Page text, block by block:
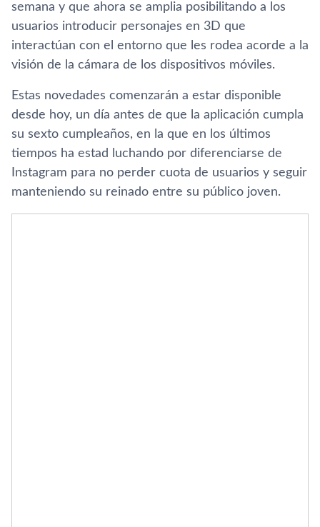
semana y que ahora se amplia posibilitando a los
usuarios introducir personajes en 3D que
interactúan con el entorno que les rodea acorde a la
visión de la cámara de los dispositivos móviles.
Estas novedades comenzarán a estar disponible
desde hoy, un dí­a antes de que la aplicación cumpla
su sexto cumpleaños, en la que en los últimos
tiempos ha estad luchando por diferenciarse de
Instagram para no perder cuota de usuarios y seguir
manteniendo su reinado entre su público joven.